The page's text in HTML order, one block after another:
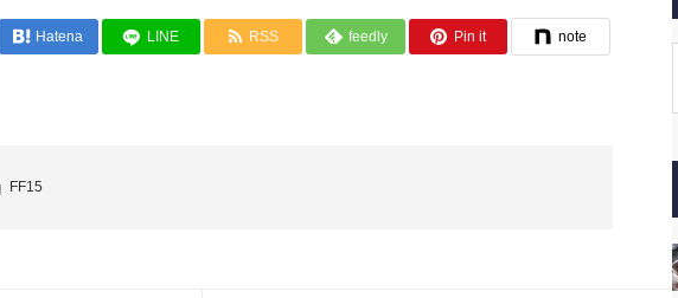
Hatena LINE RSS feedly Pin it note
FF15